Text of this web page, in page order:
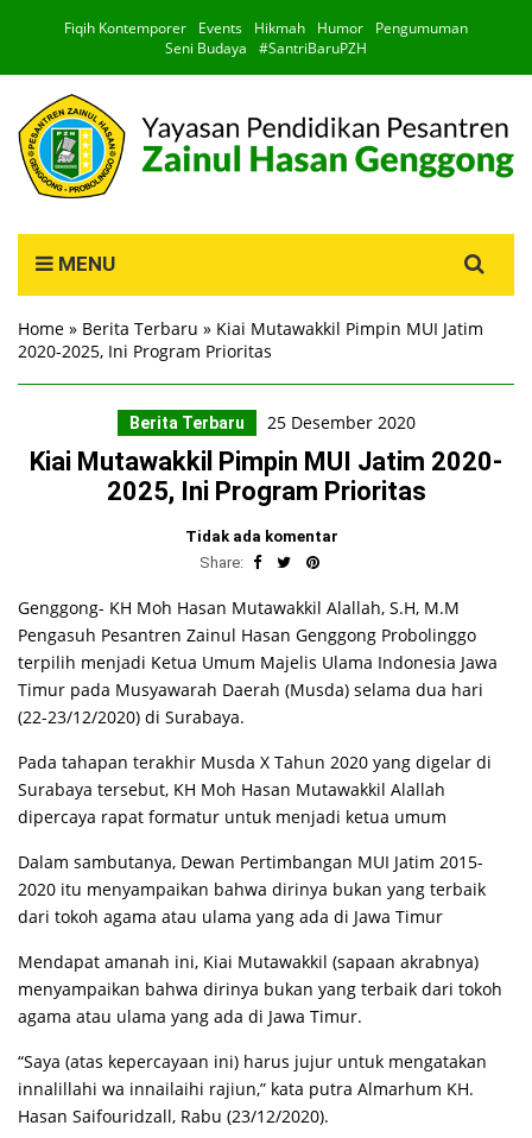
Fiqih Kontemporer Events Hikmah Humor
Pengumuman
Seni Budaya
#SantriBaruPZH
MENU
for:
Home » Berita Terbaru » Kiai Mutawakkil Pimpin MUI Jatim
2020-2025, Ini Program Prioritas
Berita Terbaru 25 Desember 2020
Kiai Mutawakkil Pimpin MUI Jatim 2020-
2025, Ini Program Prioritas
Tidak ada komentar
Share:
Genggong- KH Moh Hasan Mutawakkil Alallah, S.H, M.M
Pengasuh Pesantren Zainul Hasan Genggong Probolinggo
terpilih menjadi Ketua Umum Majelis Ulama Indonesia Jawa
Timur pada Musyawarah Daerah (Musda) selama dua hari
(22-23/12/2020) di Surabaya.
Pada tahapan terakhir Musda X Tahun 2020 yang digelar di
Surabaya tersebut, KH Moh Hasan Mutawakkil Alallah
dipercaya rapat formatur untuk menjadi ketua umum
Dalam sambutanya, Dewan Pertimbangan MUI Jatim 2015-
2020 itu menyampaikan bahwa dirinya bukan yang terbaik
dari tokoh agama atau ulama yang ada di Jawa Timur
Mendapat amanah ini, Kiai Mutawakkil (sapaan akrabnya)
menyampaikan bahwa dirinya bukan yang terbaik dari tokoh
agama atau ulama yang ada di Jawa Timur.
“Saya (atas kepercayaan ini) harus jujur untuk mengatakan
innalillahi wa innailaihi rajiun,” kata putra Almarhum KH.
Hasan Saifouridzall, Rabu (23/12/2020).